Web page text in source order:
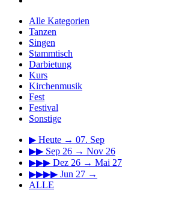
Alle Kategorien
Tanzen
Singen
Stammtisch
Darbietung
Kurs
Kirchenmusik
Fest
Festival
Sonstige
▶ Heute → 07. Sep
▶▶ Sep 26 → Nov 26
▶▶▶ Dez 26 → Mai 27
▶▶▶▶ Jun 27 →
ALLE